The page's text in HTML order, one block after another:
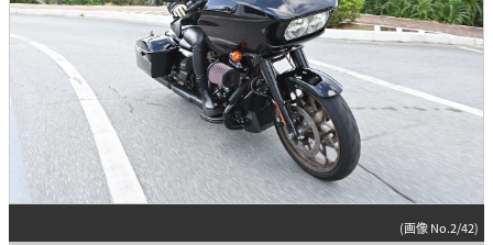
(画像 No.2/42)